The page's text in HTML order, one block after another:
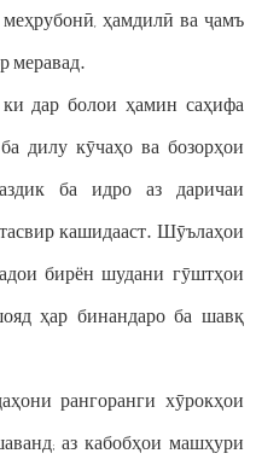
ҳамдилӣ ва ҷамъ
меравад.
дар болои ҳамин саҳифа
дилу кӯчаҳо ва бозорҳои
ба идро аз даричаи
кашидааст. Шӯълаҳои
бирён шудани гӯштҳои
ҳар бинандаро ба шавқ
рангоранги хӯрокҳои
аз кабобҳои машҳури